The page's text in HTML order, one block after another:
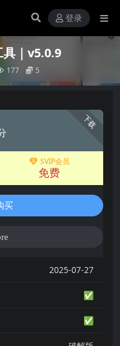
登录
｜v5.0.9
177 5
下载
SVIP会员
免费
买
2025-07-27
✅
✅